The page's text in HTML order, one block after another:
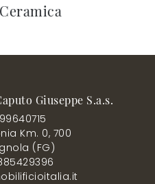
Giuseppe S.a.s.
Km. 0, 700
(FG)